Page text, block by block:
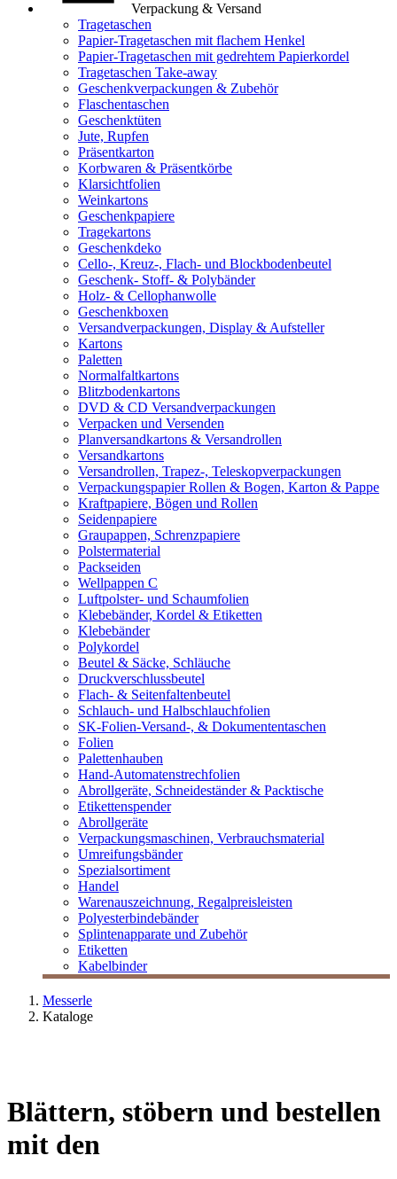
Verpackung & Versand
Tragetaschen
Papier-Tragetaschen mit flachem Henkel
Papier-Tragetaschen mit gedrehtem Papierkordel
Tragetaschen Take-away
Geschenkverpackungen & Zubehör
Flaschentaschen
Geschenktüten
Jute, Rupfen
Präsentkarton
Korbwaren & Präsentkörbe
Klarsichtfolien
Weinkartons
Geschenkpapiere
Tragekartons
Geschenkdeko
Cello-, Kreuz-, Flach- und Blockbodenbeutel
Geschenk- Stoff- & Polybänder
Holz- & Cellophanwolle
Geschenkboxen
Versandverpackungen, Display & Aufsteller
Kartons
Paletten
Normalfaltkartons
Blitzbodenkartons
DVD & CD Versandverpackungen
Verpacken und Versenden
Planversandkartons & Versandrollen
Versandkartons
Versandrollen, Trapez-, Teleskopverpackungen
Verpackungspapier Rollen & Bogen, Karton & Pappe
Kraftpapiere, Bögen und Rollen
Seidenpapiere
Graupappen, Schrenzpapiere
Polstermaterial
Packseiden
Wellpappen C
Luftpolster- und Schaumfolien
Klebebänder, Kordel & Etiketten
Klebebänder
Polykordel
Beutel & Säcke, Schläuche
Druckverschlussbeutel
Flach- & Seitenfaltenbeutel
Schlauch- und Halbschlauchfolien
SK-Folien-Versand-, & Dokumententaschen
Folien
Palettenhauben
Hand-Automatenstrechfolien
Abrollgeräte, Schneideständer & Packtische
Etikettenspender
Abrollgeräte
Verpackungsmaschinen, Verbrauchsmaterial
Umreifungsbänder
Spezialsortiment
Handel
Warenauszeichnung, Regalpreisleisten
Polyesterbindebänder
Splintenapparate und Zubehör
Etiketten
Kabelbinder
Messerle
Kataloge
Blättern, stöbern und bestellen
mit den